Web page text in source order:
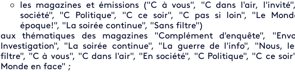
les magazines et émissions ("C à vous", "C dans l'air,
société", "C Politique", "C ce soir", "C pas si loin", "Le
époque!", "La soirée continue", "Sans filtre")
aux thématiques des magazines
"Complément d'enquête",
Investigation", "La soirée continue", "La guerre de l'info", "Nous,
filtre", "C à vous", "C dans l'air", "En société", "C Politique", "C ce
Monde en face" ;